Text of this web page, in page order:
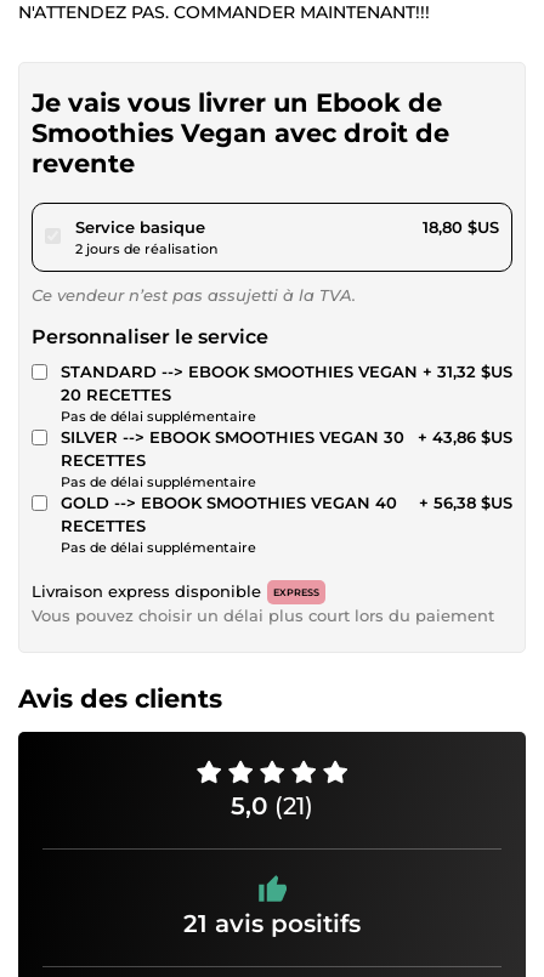
N'ATTENDEZ PAS. COMMANDER MAINTENANT!!!
Je vais vous livrer un Ebook de
Smoothies Vegan avec droit de
revente
Service basiquepour 17,32 $US
2 jours de réalisation
18,80 $US
Ce vendeur n’est pas assujetti à la TVA.
Personnaliser le service
STANDARD --> EBOOK SMOOTHIES VEGAN
20 RECETTES
Pas de délai supplémentaire
+ 31,32 $US
SILVER --> EBOOK SMOOTHIES VEGAN 30
RECETTES
Pas de délai supplémentaire
+ 43,86 $US
GOLD --> EBOOK SMOOTHIES VEGAN 40
RECETTES
Pas de délai supplémentaire
+ 56,38 $US
Livraison express disponible EXPRESS
Vous pouvez choisir un délai plus court lors du paiement
Avis des clients
5,0 (21)
21 avis positifs